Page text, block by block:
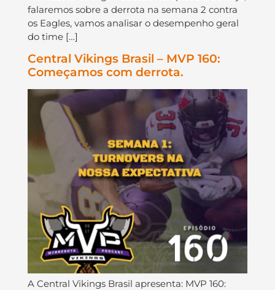
falaremos sobre a derrota na semana 2 contra
os Eagles, vamos analisar o desempenho geral
do time […]
Central Vikings Brasil – MVP 160:
Começamos com derrota.
A Central Vikings Brasil apresenta: MVP 160: